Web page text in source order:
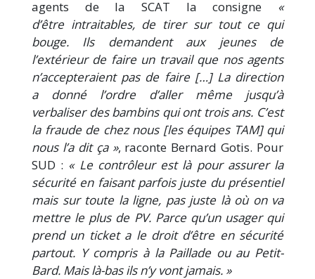
agents de la SCAT la consigne «
d’être intraitables, de tirer sur tout ce qui
bouge. Ils demandent aux jeunes de
l’extérieur de faire un travail que nos agents
n’accepteraient pas de faire […] La direction
a donné l’ordre d’aller même jusqu’à
verbaliser des bambins qui ont trois ans. C’est
la fraude de chez nous [les équipes TAM] qui
nous l’a dit ça », raconte Bernard Gotis. Pour
SUD : « Le contrôleur est là pour assurer la
sécurité en faisant parfois juste du présentiel
mais sur toute la ligne, pas juste là où on va
mettre le plus de PV. Parce qu’un usager qui
prend un ticket a le droit d’être en sécurité
partout. Y compris à la Paillade ou au Petit-
Bard. Mais là-bas ils n’y vont jamais. »